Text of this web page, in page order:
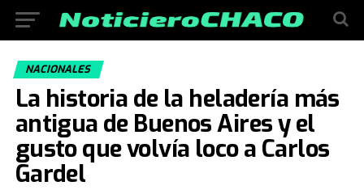
NACIONALES
La historia de la heladería más
antigua de Buenos Aires y el
gusto que volvía loco a Carlos
Gardel